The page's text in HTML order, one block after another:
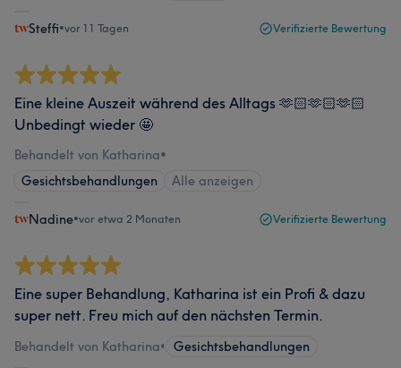
Steffi•vor 11 Tagen Verifizierte Bewertung
Eine kleine Auszeit während des Alltags 🫶🏻🫶🏻🫶🏻
Unbedingt wieder 🤩
Behandelt von Katharina•
Gesichtsbehandlungen
Alle anzeigen
Nadine•vor etwa 2 Monaten Verifizierte Bewertung
Eine super Behandlung, Katharina ist ein Profi & dazu
super nett. Freu mich auf den nächsten Termin.
Behandelt von Katharina• Gesichtsbehandlungen